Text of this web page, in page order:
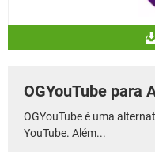
OGYouTube para
OGYouTube é uma
YouTube. Além...